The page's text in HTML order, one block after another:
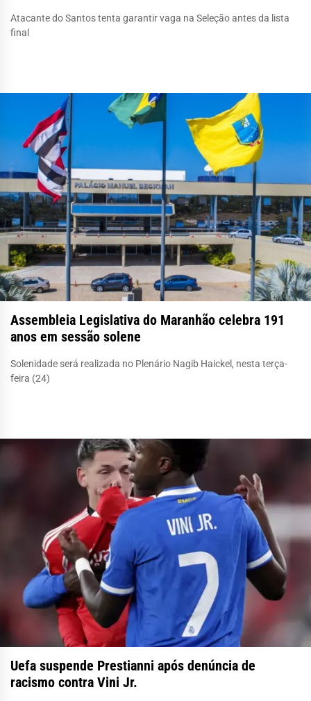
Atacante do Santos tenta garantir vaga na Seleção antes da lista
final
Assembleia Legislativa do Maranhão celebra 191
anos em sessão solene
Solenidade será realizada no Plenário Nagib Haickel, nesta terça-
feira (24)
Uefa suspende Prestianni após denúncia de
racismo contra Vini Jr.